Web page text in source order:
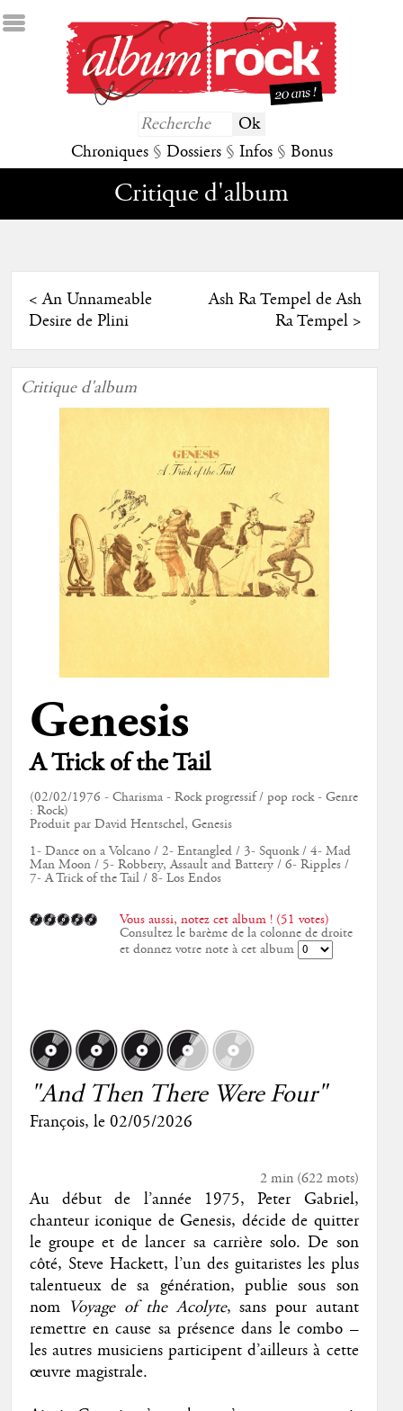
Chroniques § Dossiers § Infos § Bonus
Critique d'album
<An Unnameable
Desire de Plini
Ash Ra Tempel de Ash
Ra Tempel>
Critique d'album
Genesis
A Trick of the Tail
(02/02/1976 - Charisma - Rock progressif / pop rock - Genre
: Rock)
Produit par David Hentschel, Genesis
1- Dance on a Volcano / 2- Entangled / 3- Squonk / 4- Mad
Man Moon / 5- Robbery, Assault and Battery / 6- Ripples /
7- A Trick of the Tail / 8- Los Endos
Vous aussi, notez cet album ! (51 votes)
Consultez le barème de la colonne de droite
et donnez votre note à cet album
"And Then There Were Four"
François, le 02/05/2026
2 min(622mots)
Au début de l’année 1975, Peter Gabriel,
chanteur iconique de Genesis, décide de quitter
le groupe et de lancer sa carrière solo. De son
côté, Steve Hackett, l’un des guitaristes les plus
talentueux de sa génération, publie sous son
nom Voyage of the Acolyte, sans pour autant
remettre en cause sa présence dans le combo –
les autres musiciens participent d’ailleurs à cette
œuvre magistrale.